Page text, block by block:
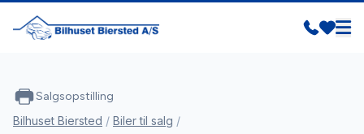
Salgsopstilling
Bilhuset Biersted / Biler til salg /